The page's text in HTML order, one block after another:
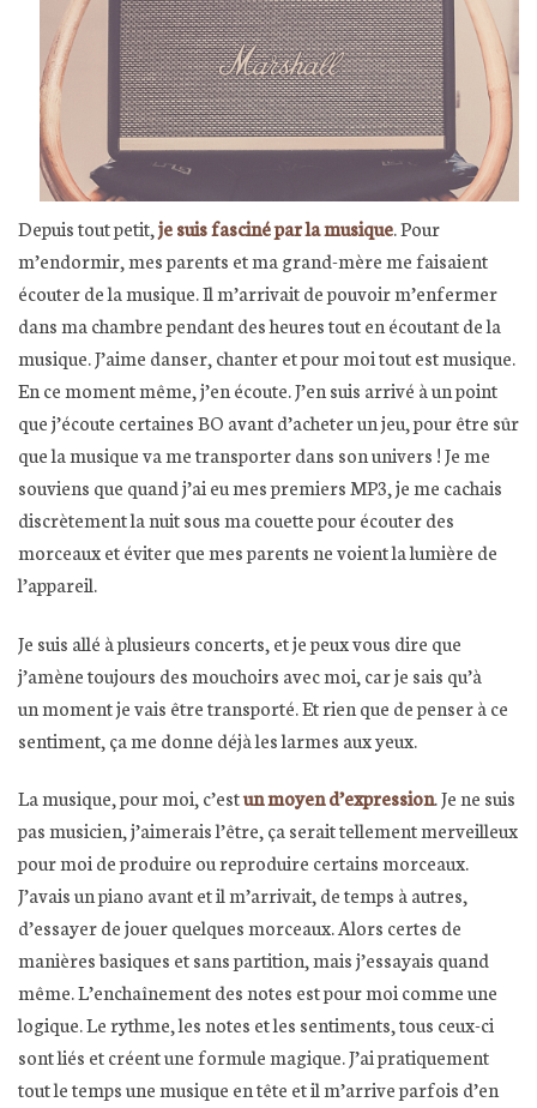
Depuis tout petit,je suis fasciné par la musique. Pour
m’endormir, mes parents et ma grand-mère me faisaient
écouter de la musique. Il m’arrivait de pouvoir m’enfermer
dans ma chambre pendant des heures tout en écoutant de la
musique. J’aime danser, chanter et pour moi tout est musique.
En ce moment même, j’en écoute. J’en suis arrivé à un point
que j’écoute certaines BO avant d’acheter un jeu, pour être sûr
que la musique va me transporter dans son univers ! Je me
souviens que quand j’ai eu mes premiers MP3, je me cachais
discrètement la nuit sous ma couette pour écouter des
morceaux et éviter que mes parents ne voient la lumière de
l’appareil.
Je suis allé à plusieurs concerts, et je peux vous dire que
j’amène toujours des mouchoirs avec moi, car je sais qu’à
un moment je vais être transporté. Et rien que de penser à ce
sentiment, ça me donne déjà les larmes aux yeux.
La musique, pour moi, c’estun moyen d’expression. Je ne suis
pas musicien, j’aimerais l’être, ça serait tellement merveilleux
pour moi de produire ou reproduire certains morceaux.
J’avais un piano avant et il m’arrivait, de temps à autres,
d’essayer de jouer quelques morceaux. Alors certes de
manières basiques et sans partition, mais j’essayais quand
même. L’enchaînement des notes est pour moi comme une
logique. Le rythme, les notes et les sentiments, tous ceux-ci
sont liés et créent une formule magique. J’ai pratiquement
tout le temps une musique en tête et il m’arrive parfois d’en